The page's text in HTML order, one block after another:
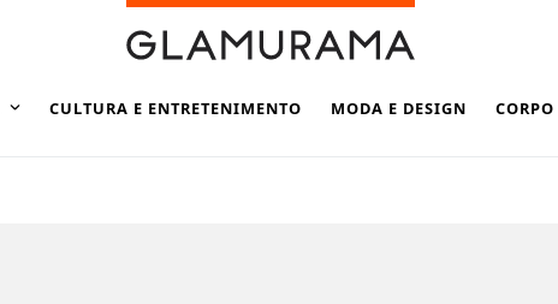
CULTURA E ENTRETENIMENTO MODA E DESIGN